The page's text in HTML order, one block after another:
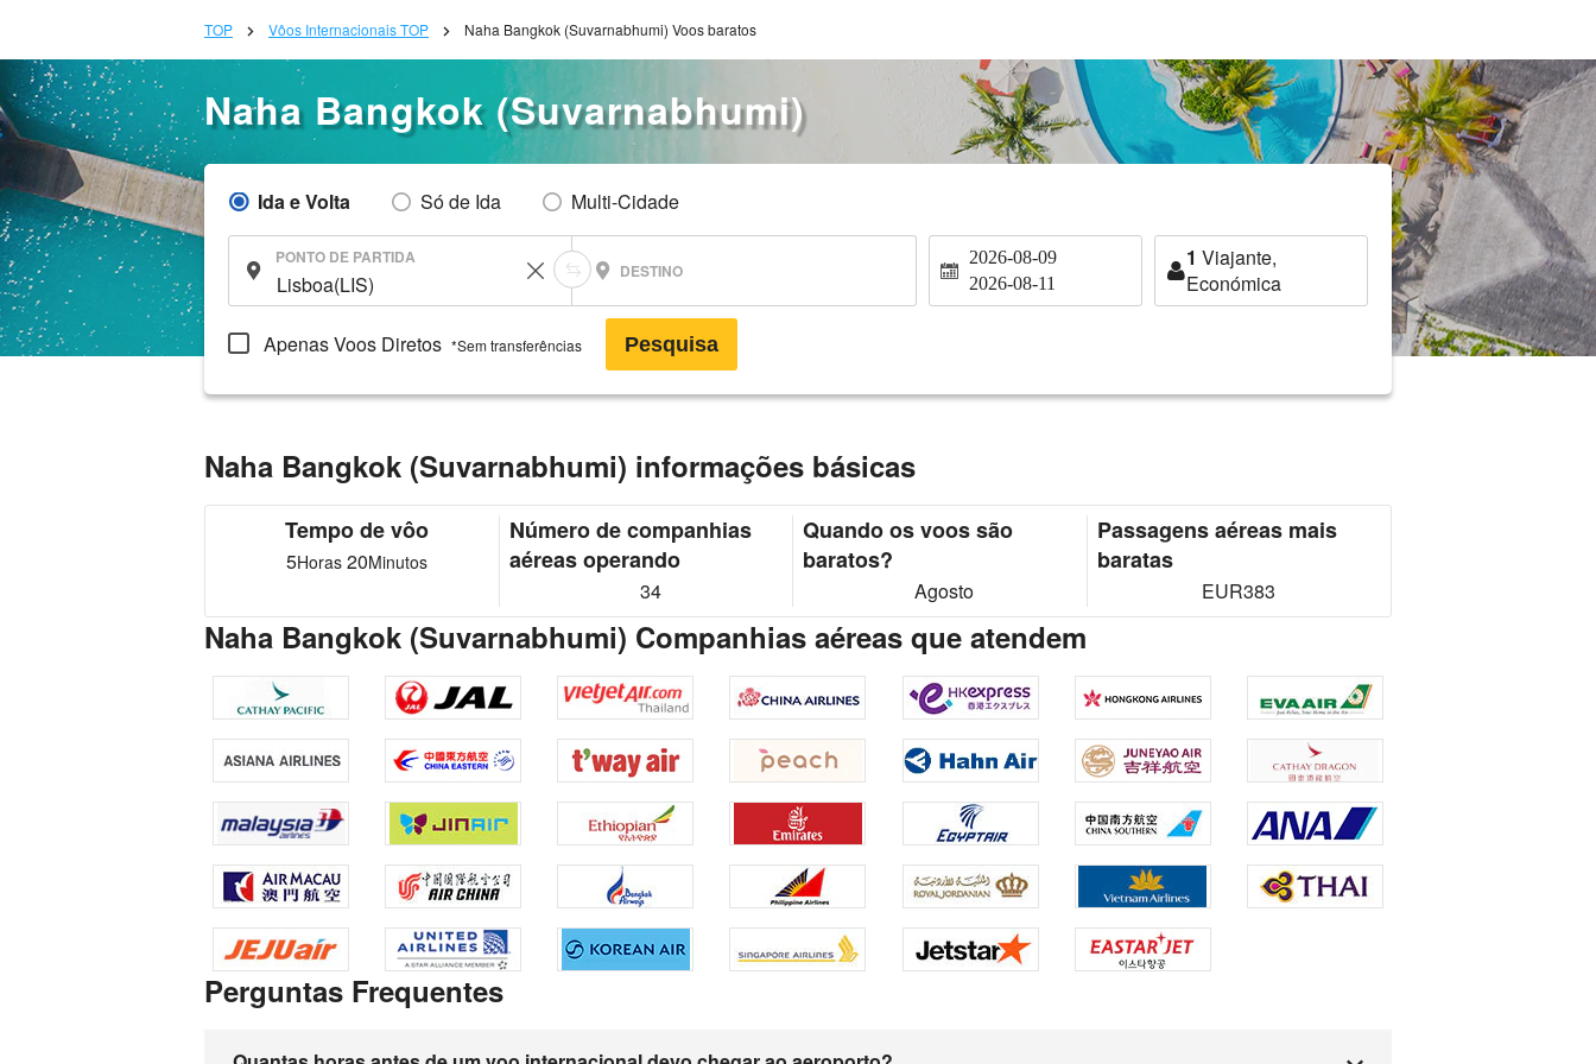
TOP Vôos Internacionais TOP Naha Bangkok (Suvarnabhumi) Voos baratos
Naha Bangkok (Suvarnabhumi)
Ida e Volta Só de Ida Multi-Cidade
PONTO DE PARTIDA
DESTINO
2026-08-09
2026-08-11
1 Viajante,
Económica
Apenas Voos Diretos *Sem transferências Pesquisa
Naha Bangkok (Suvarnabhumi) informações básicas
Tempo de vôo
5Horas 20Minutos
Número de companhias
aéreas operando
34
Quando os voos são
baratos?
Agosto
Passagens aéreas mais
baratas
EUR383
Naha Bangkok (Suvarnabhumi) Companhias aéreas que atendem
Perguntas Frequentes